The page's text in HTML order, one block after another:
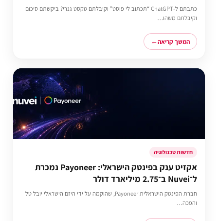
כתבתם ל-ChatGPT “תכתוב לי פוסט” וקיבלתם טקסט גנרי? ביקשתם סיכום
וקיבלתם משהו…
המשך קריאה
חדשות טכנולוגיה
אקזיט ענק בפינטק הישראלי: Payoneer נמכרת
ל־Nuvei ב־2.75 מיליארד דולר
חברת הפינטק הישראלית Payoneer, שהוקמה על ידי היזם הישראלי יובל טל
והפכה…